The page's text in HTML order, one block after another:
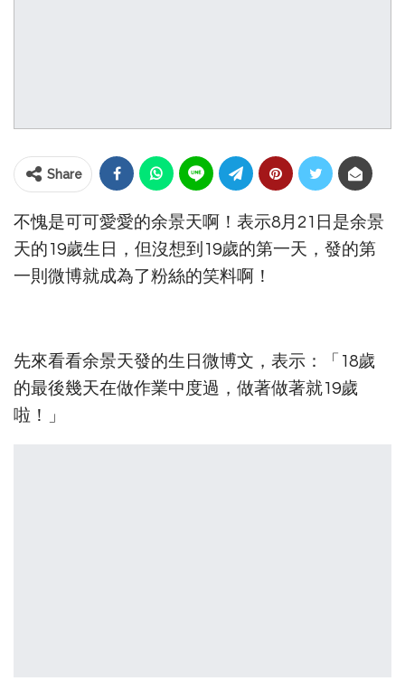
Share
不愧是可可愛愛的余景天啊！表示8月21日是余景
天的19歲生日，但沒想到19歲的第一天，發的第
一則微博就成為了粉絲的笑料啊！
先來看看余景天發的生日微博文，表示：「18歲
的最後幾天在做作業中度過，做著做著就19歲
啦！」